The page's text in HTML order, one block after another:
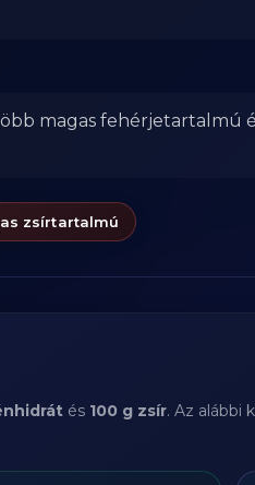
magas
zsírtartalmú
és 100 g zsír. Az alábbi